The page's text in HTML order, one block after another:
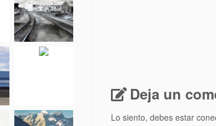
Deja un
Lo siento, debes estar